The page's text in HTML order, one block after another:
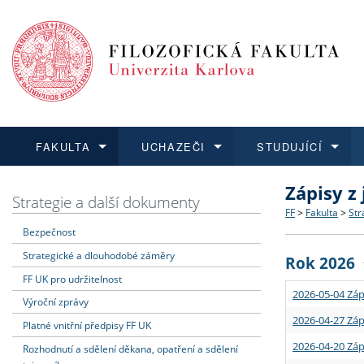
FAKULTA
Dozvědět se více
Struktura
Strategie
Podpora
UCHAZEČI
Podat přihlášku
Co
Učitelské
STUDUJÍCÍ
Dozvědět se více
Rigorózní
Dozvědět se více
O vědě a
Granty a
Dozvědět se více
Aktuální
Strategie a další dokumenty
Bezpečnost
Strategické a dlouhodobé záměry
FF UK pro udržitelnost
Výroční zprávy
Platné vnitřní předpisy FF UK
Rozhodnutí a sdělení děkana, opatření a sdělení
Zápisy
FF > Fakulta >
Rok 2026
2026-05-04
2026-04-27
2026-04-20